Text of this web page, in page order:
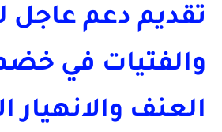
تقديم دعم عاجل
والفتيات في
العنف والانهيار